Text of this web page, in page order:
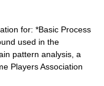
for: *Basic Process
used in the
pattern analysis, a
Players Association